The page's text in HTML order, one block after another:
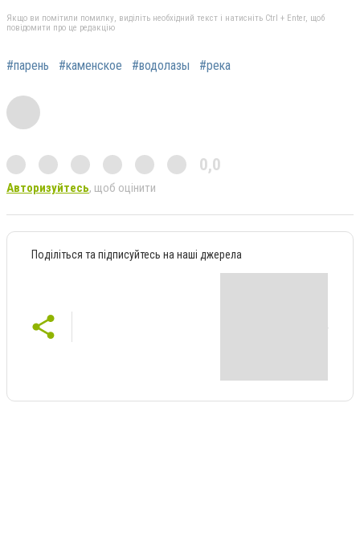
Якщо ви помітили помилку, виділіть необхідний текст і натисніть Ctrl + Enter, щоб
повідомити про це редакцію
#парень #каменское #водолазы #река
0,0
Авторизуйтесь, щоб оцінити
Поділіться та підписуйтесь на наші джерела